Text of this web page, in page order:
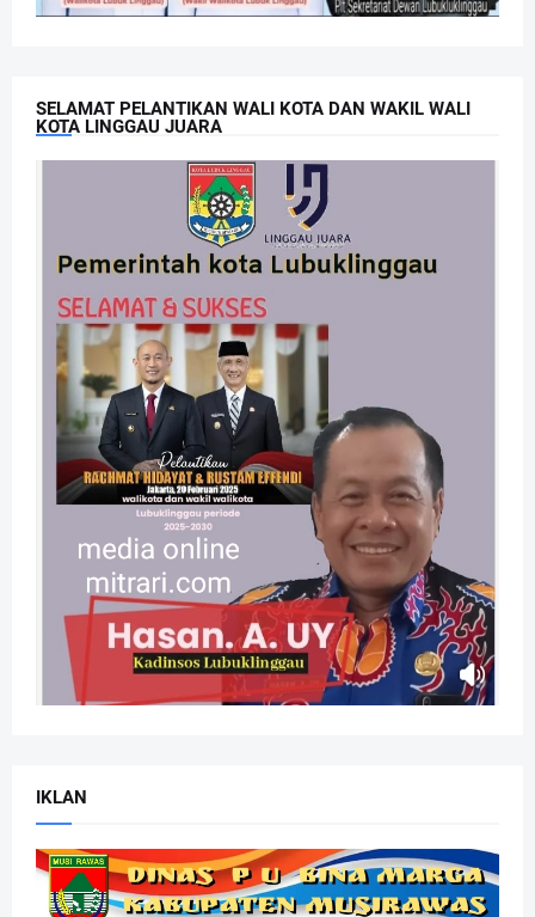
SELAMAT PELANTIKAN WALI KOTA DAN WAKIL WALI
KOTA LINGGAU JUARA
IKLAN